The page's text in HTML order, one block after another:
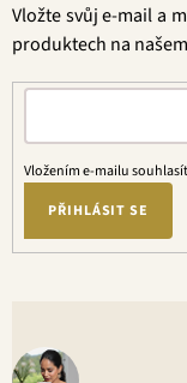
Vložte svůj e-mail a
produktech na
Vložením e-mailu
PŘIHLÁSIT SE